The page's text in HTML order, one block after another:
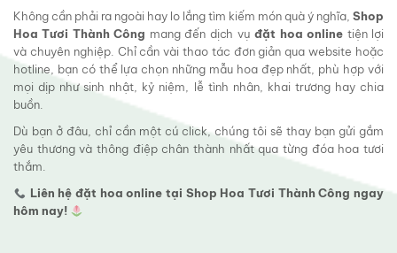
Không cần phải ra ngoài hay lo lắng tìm kiếm món quà ý nghĩa, Shop
Hoa Tươi Thành Công mang đến dịch vụđặt hoa online tiện lợi
và chuyên nghiệp. Chỉ cần vài thao tác đơn giản qua website hoặc
hotline, bạn có thể lựa chọn những mẫu hoa đẹp nhất, phù hợp với
mọi dịp như sinh nhật, kỷ niệm, lễ tình nhân, khai trương hay chia
buồn.
Dù bạn ở đâu, chỉ cần một cú click, chúng tôi sẽ thay bạn gửi gắm
yêu thương và thông điệp chân thành nhất qua từng đóa hoa tươi
thắm.
Liên hệ đặt hoa online tại Shop Hoa Tươi Thành Công ngay
hôm nay!